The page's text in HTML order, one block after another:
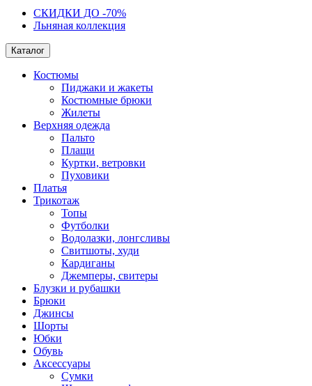
СКИДКИ ДО -70%
Льняная коллекция
Каталог
Костюмы
Пиджаки и жакеты
Костюмные брюки
Жилеты
Верхняя одежда
Пальто
Плащи
Куртки, ветровки
Пуховики
Платья
Трикотаж
Топы
Футболки
Водолазки, лонгсливы
Свитшоты, худи
Кардиганы
Джемперы, свитеры
Блузки и рубашки
Брюки
Джинсы
Шорты
Юбки
Обувь
Аксессуары
Сумки